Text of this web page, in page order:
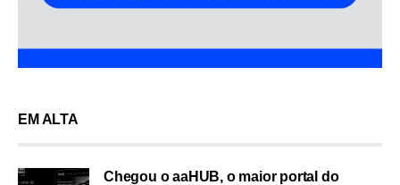
EM ALTA
Chegou o aaHUB, o maior portal do